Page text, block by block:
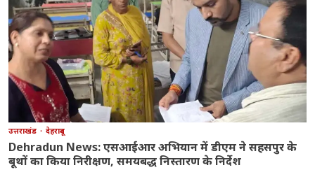
उत्तराखंड देहरादून
Dehradun News: एसआईआर अभियान में डीएम ने सहसपुर के
बूथों का किया निरीक्षण, समयबद्ध निस्तारण के निर्देश